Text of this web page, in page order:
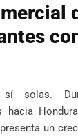
solas.
hacia
un